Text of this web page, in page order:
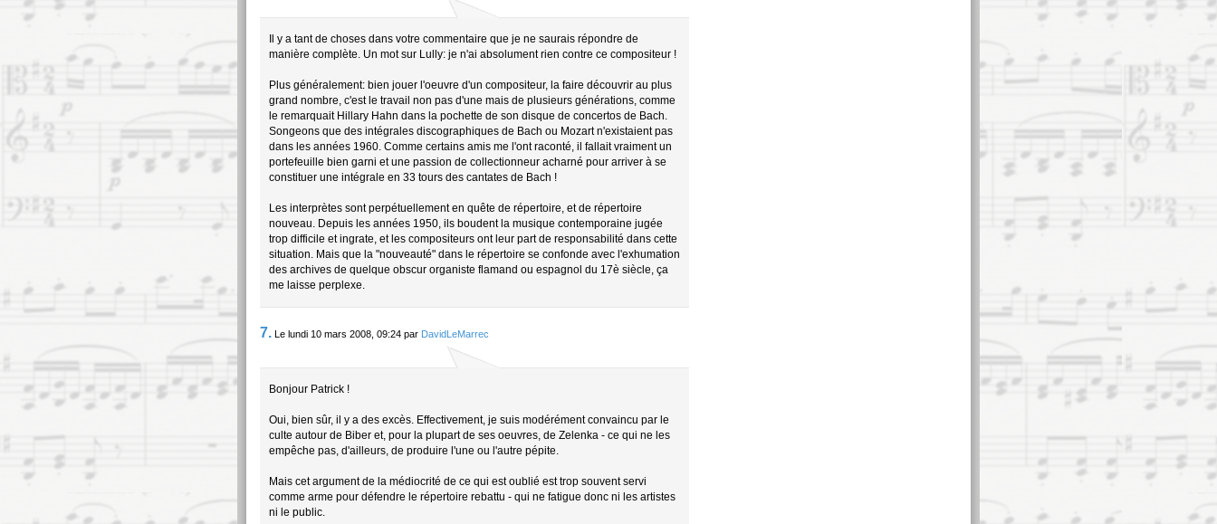
Il y a tant de choses dans votre commentaire que je ne saurais répondre de
manière complète. Un mot sur Lully: je n'ai absolument rien contre ce compositeur !
Plus généralement: bien jouer l'oeuvre d'un compositeur, la faire découvrir au plus
grand nombre, c'est le travail non pas d'une mais de plusieurs générations, comme
le remarquait Hillary Hahn dans la pochette de son disque de concertos de Bach.
Songeons que des intégrales discographiques de Bach ou Mozart n'existaient pas
dans les années 1960. Comme certains amis me l'ont raconté, il fallait vraiment un
portefeuille bien garni et une passion de collectionneur acharné pour arriver à se
constituer une intégrale en 33 tours des cantates de Bach !
Les interprètes sont perpétuellement en quête de répertoire, et de répertoire
nouveau. Depuis les années 1950, ils boudent la musique contemporaine jugée
trop difficile et ingrate, et les compositeurs ont leur part de responsabilité dans cette
situation. Mais que la "nouveauté" dans le répertoire se confonde avec l'exhumation
des archives de quelque obscur organiste flamand ou espagnol du 17è siècle, ça
me laisse perplexe.
7. Le lundi 10 mars 2008, 09:24 par DavidLeMarrec
Bonjour Patrick !
Oui, bien sûr, il y a des excès. Effectivement, je suis modérément convaincu par le
culte autour de Biber et, pour la plupart de ses oeuvres, de Zelenka - ce qui ne les
empêche pas, d'ailleurs, de produire l'une ou l'autre pépite.
Mais cet argument de la médiocrité de ce qui est oublié est trop souvent servi
comme arme pour défendre le répertoire rebattu - qui ne fatigue donc ni les artistes
ni le public.